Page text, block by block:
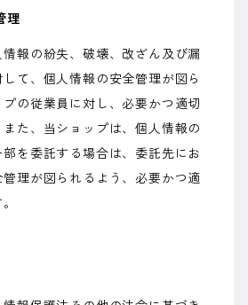
理
報の紛失、破壊、改ざん及び漏
て、個人情報の安全管理が図ら
の従業員に対し、必要かつ適切
た、当ショップは、個人情報の
を委託する場合は、委託先にお
理が図られるよう、必要かつ適